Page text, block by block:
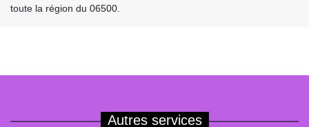
toute la région du 06500.
Autres services